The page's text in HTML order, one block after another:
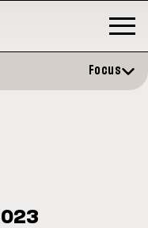
Focus